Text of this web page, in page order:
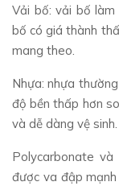
Vải bố: vải bố
bố có giá thành
mang theo.
Nhựa: nhựa
độ bền thấp hơn
và dễ dàng vệ sinh.
Polycarbonate
được va đập mạnh